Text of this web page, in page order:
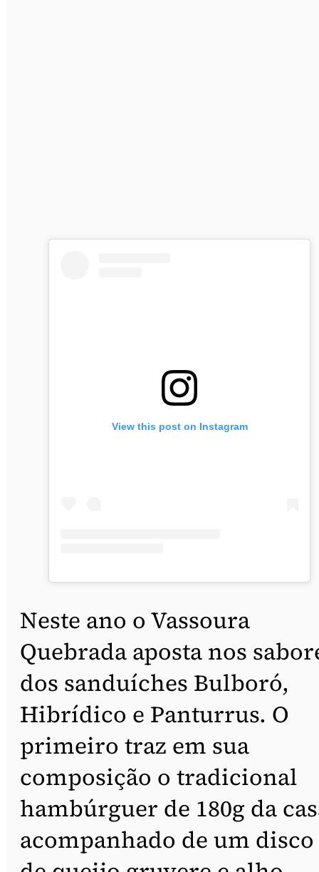
View this post on Instagram
Neste ano o Vassoura
Quebrada aposta nos
dos sanduíches Bulboró,
Hibrídico e Panturrus. O
primeiro traz em sua
composição o tradicional
hambúrguer de 180g da
acompanhado de um disco